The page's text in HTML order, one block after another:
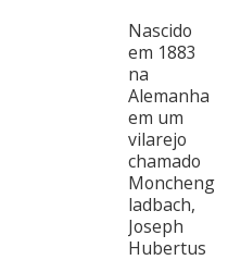
Nascido
em 1883
na
Alemanha
em um
vilarejo
chamado
Moncheng
ladbach,
Joseph
Hubertus